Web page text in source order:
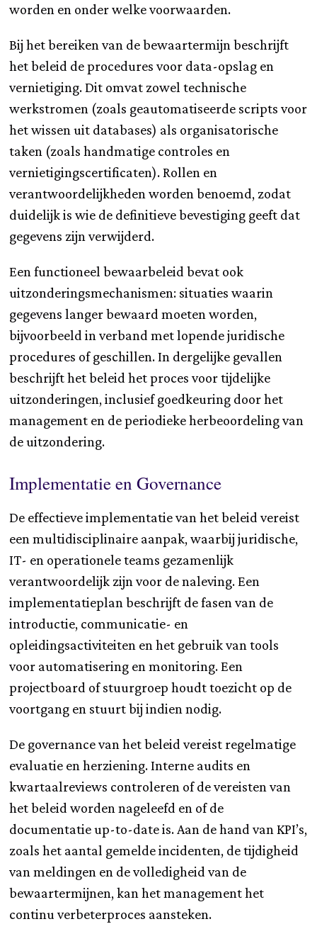
worden en onder welke voorwaarden.
Bij het bereiken van de bewaartermijn beschrijft
het beleid de procedures voor data-opslag en
vernietiging. Dit omvat zowel technische
werkstromen (zoals geautomatiseerde scripts voor
het wissen uit databases) als organisatorische
taken (zoals handmatige controles en
vernietigingscertificaten). Rollen en
verantwoordelijkheden worden benoemd, zodat
duidelijk is wie de definitieve bevestiging geeft dat
gegevens zijn verwijderd.
Een functioneel bewaarbeleid bevat ook
uitzonderingsmechanismen: situaties waarin
gegevens langer bewaard moeten worden,
bijvoorbeeld in verband met lopende juridische
procedures of geschillen. In dergelijke gevallen
beschrijft het beleid het proces voor tijdelijke
uitzonderingen, inclusief goedkeuring door het
management en de periodieke herbeoordeling van
de uitzondering.
Implementatie en Governance
De effectieve implementatie van het beleid vereist
een multidisciplinaire aanpak, waarbij juridische,
IT- en operationele teams gezamenlijk
verantwoordelijk zijn voor de naleving. Een
implementatieplan beschrijft de fasen van de
introductie, communicatie- en
opleidingsactiviteiten en het gebruik van tools
voor automatisering en monitoring. Een
projectboard of stuurgroep houdt toezicht op de
voortgang en stuurt bij indien nodig.
De governance van het beleid vereist regelmatige
evaluatie en herziening. Interne audits en
kwartaalreviews controleren of de vereisten van
het beleid worden nageleefd en of de
documentatie up-to-date is. Aan de hand van KPI’s,
zoals het aantal gemelde incidenten, de tijdigheid
van meldingen en de volledigheid van de
bewaartermijnen, kan het management het
continu verbeterproces aansteken.